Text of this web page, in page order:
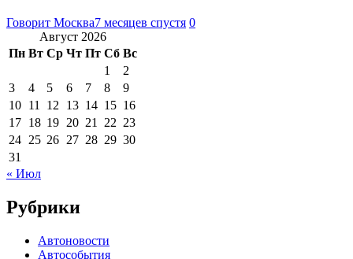
Говорит Москва7 месяцев спустя 0
Август 2026
Пн Вт Ср Чт Пт Сб Вс
1
2
3
4 5 6 7 8
9
10 11 12 13 14 15 16
17 18 19 20 21 22 23
24 25 26 27 28 29 30
31
« Июл
Рубрики
Автоновости
Автособытия